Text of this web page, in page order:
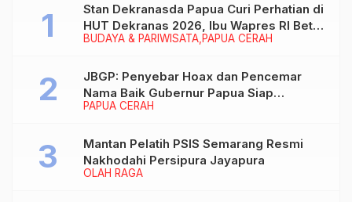
BUDAYA & PARIWISATA PAPUA CERAH
Stan Dekranasda Papua Curi Perhatian di
HUT Dekranas 2026, Ibu Wapres RI Betah
Menikmati Karya Perajin
PAPUA CERAH
JBGP: Penyebar Hoax dan Pencemar
Nama Baik Gubernur Papua Siap
Berhadapan dengan Hukum!
OLAH RAGA
Mantan Pelatih PSIS Semarang Resmi
Nakhodahi Persipura Jayapura